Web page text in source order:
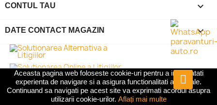
CONTUL TAU 
DATE CONTACT MAGAZIN keyboard_arrow_down
Aceasta pagina web foloseste cookie-uri pentru a imbunatati
experienta de navigare si a asigura functionalitati aditionale.
Continuand sa navigati pe acest site va exprimati acordul asupra
utilizarii cookie-urilor. Aflați mai multe
2025 -Paravanturi Auto Dedicate- Toate Drepturile
Covorase Auto Premium| Tavite Portbagaj